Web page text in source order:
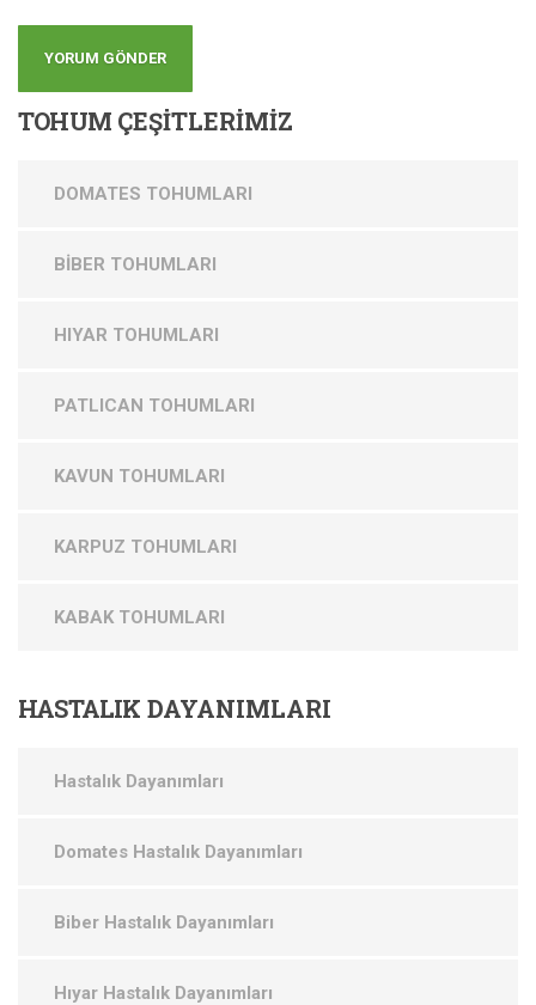
TOHUM ÇEŞİTLERİMİZ
DOMATES TOHUMLARI
BİBER TOHUMLARI
HIYAR TOHUMLARI
PATLICAN TOHUMLARI
KAVUN TOHUMLARI
KARPUZ TOHUMLARI
KABAK TOHUMLARI
HASTALIK DAYANIMLARI
Hastalık Dayanımları
Domates Hastalık Dayanımları
Biber Hastalık Dayanımları
Hıyar Hastalık Dayanımları